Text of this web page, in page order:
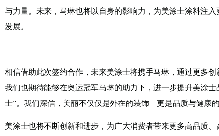
与力量。未来，马琳也将以自身的影响力，为美涂士涂料注
发展。
相信借助此次签约合作，未来美涂士将携手马琳，通过更多
我们也期待能够在奥运冠军马琳的助力下，进一步提升美涂
士”。我们深信，美丽不仅仅是外在的装饰，更是品质与健康
美涂士也将不断创新和进步，为广大消费者带来更多高品质